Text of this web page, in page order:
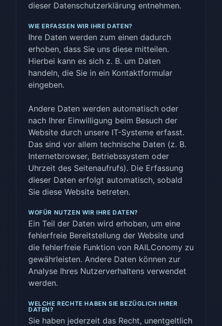
dieser Datenschutzerklärung entnehmen.
WIE ERFASSEN WIR IHRE DATEN?
Ihre Daten werden zum einen dadurch
erhoben, dass Sie uns diese mitteilen.
Hierbei kann es sich z. B. um Daten
handeln, die Sie in ein Kontaktformular
eingeben.
Andere Daten werden automatisch oder
nach Ihrer Einwilligung beim Besuch der
Website durch unsere IT-Systeme erfasst.
Das sind vor allem technische Daten (z. B.
Internetbrowser, Betriebssystem oder
Uhrzeit des Seitenaufrufs). Die Erfassung
dieser Daten erfolgt automatisch, sobald
Sie diese Website betreten.
WOFÜR NUTZEN WIR IHRE DATEN?
Ein Teil der Daten wird erhoben, um eine
fehlerfreie Bereitstellung der Website und
die fehlerfreie Funktion von RAILConomy zu
gewährleisten. Andere Daten können zur
Analyse Ihres Nutzerverhaltens verwendet
werden.
WELCHE RECHTE HABEN SIE BEZÜGLICH IHRER
DATEN?
Sie haben jederzeit das Recht, unentgeltlich